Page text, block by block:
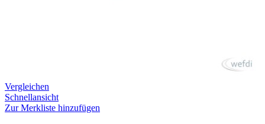
Vergleichen
Schnellansicht
Zur Merkliste hinzufügen